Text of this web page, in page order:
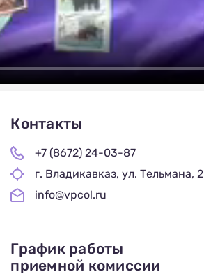
Контакты
+7 (8672) 24-03-87
г. Владикавказ, ул. Тельмана, 2
info@vpcol.ru
График работы
приемной комиссии